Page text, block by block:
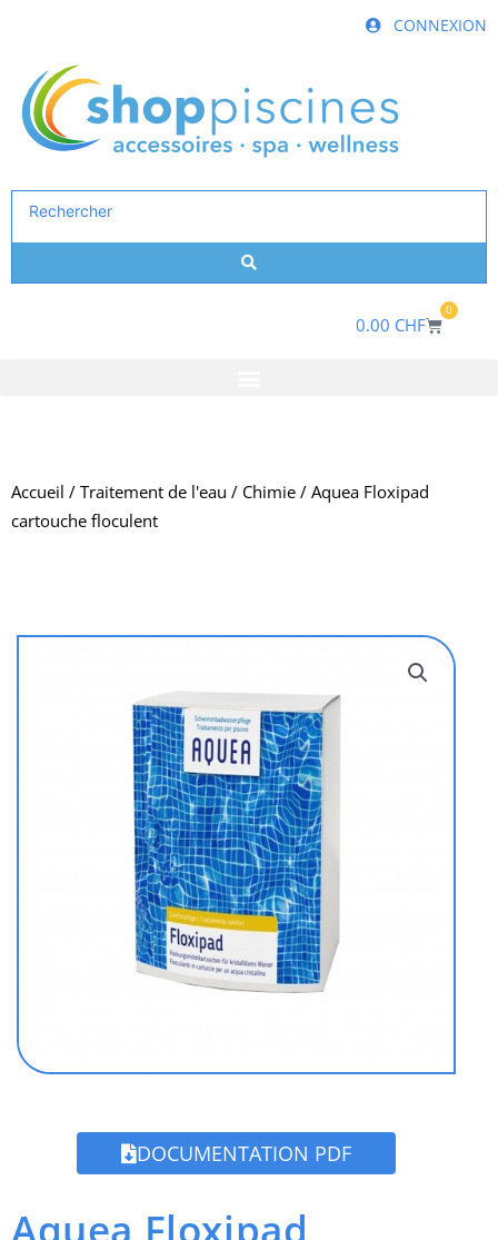
contenu
CONNEXION
Search
0.00 CHF
0
Panier
Accueil / Traitement de l'eau / Chimie / Aquea Floxipad
cartouche floculent
DOCUMENTATION PDF
Aquea Floxipad